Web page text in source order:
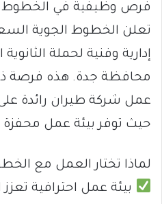
فرص وظيفية في الخطوط
تعلن الخطوط الجوية
إدارية وفنية لحملة
محافظة جدة. هذه فرصة
عمل شركة طيران رائدة
حيث توفر بيئة عمل
لماذا تختار العمل مع
بيئة عمل احترافية